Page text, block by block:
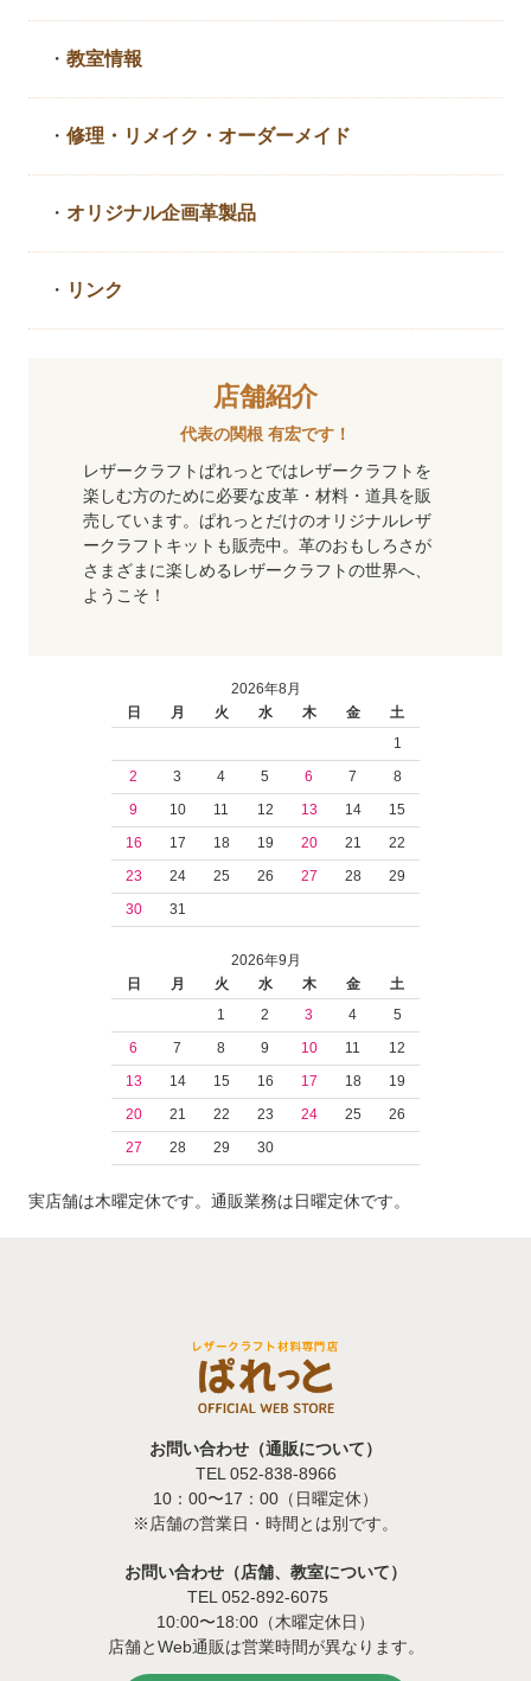
・教室情報
・修理・リメイク・ オーダーメイド
・ オリジナル企画革製品
・ リンク
店舗紹介
代表の関根 有宏です！
レザークラフトぱれっとではレザークラフトを
楽しむ方のために必要な皮革・材料・道具を販
売しています。ぱれっとだけのオリジナルレザ
ークラフトキットも販売中。革のおもしろさが
さまざまに楽しめるレザークラフトの世界へ、
ようこそ！
2026年8月
日
月 火 水 木 金
土
1
2
3 4 5 6 7
8
9
10 11 12 13 14
15
16
17 18 19 20 21
22
23
24 25 26 27 28
29
30
31
2026年9月
日
月 火 水 木 金
土
1
2 3 4
5
6
7 8 9 10 11
12
13
14 15 16 17 18
19
20
21 22 23 24 25
26
27
28 29 30
実店舗は木曜定休です。通販業務は日曜定休です。
お問い合わせ（通販について）
TEL 052-838-8966
10：00〜17：00（日曜定休）
※店舗の営業日・時間とは別です。
お問い合わせ（店舗、教室について）
TEL 052-892-6075
10:00〜18:00（木曜定休日）
店舗とWeb通販は営業時間が異なります。